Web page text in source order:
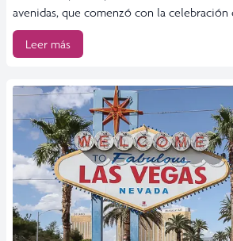
avenidas, que comenzó con la
Leer más